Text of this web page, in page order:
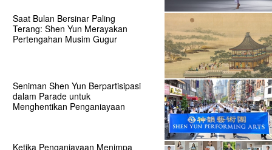
Saat Bulan Bersinar Paling
Terang: Shen Yun Merayakan
Pertengahan Musim Gugur
Seniman Shen Yun Berpartisipasi
dalam Parade untuk
Menghentikan Penganiayaan
Ketika Penganiayaan Menimpa